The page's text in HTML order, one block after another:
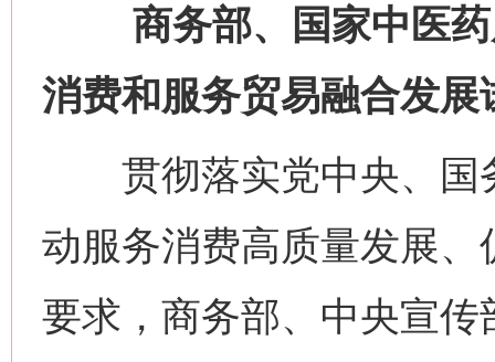
商务部、国家中医药
消费和服务贸易融合发展
贯彻落实党中央、国
动服务消费高质量发展
要求，商务部、中央宣